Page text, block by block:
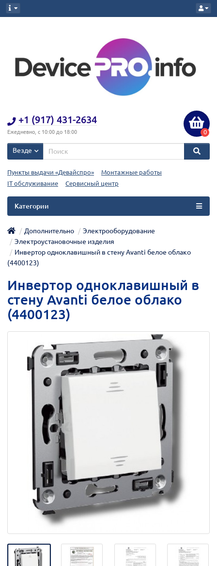
+1 (917) 431-2634
Ежедневно, с 10:00 до 18:00 0
Везде
Пункты выдачи «Девайспро»
Монтажные работы
IT обслуживание
Сервисный центр
Категории
Дополнительно
Электрооборудование
Электроустановочные изделия
Инвертор одноклавишный в стену Avanti белое облако
(4400123)
Инвертор одноклавишный в
стену Avanti белое облако
(4400123)